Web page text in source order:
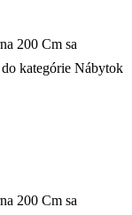
200 Cm sa
do kategórie Nábytok
200 Cm sa